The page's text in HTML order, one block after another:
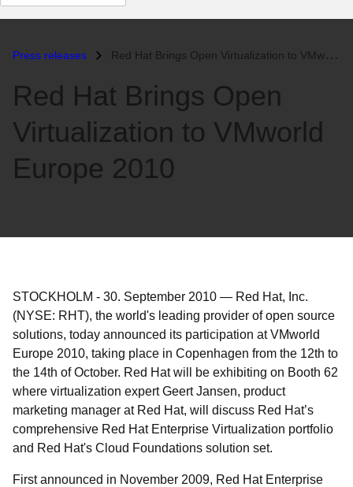
auswählen
Press releases Red Hat Brings Open Virtualization to VMworld Europe 2010...
Red Hat Brings Open
Virtualization to VMworld
Europe 2010
STOCKHOLM - 30. September 2010 — Red Hat, Inc.
(NYSE: RHT), the world's leading provider of open source
solutions, today announced its participation at VMworld
Europe 2010, taking place in Copenhagen from the 12th to
the 14th of October. Red Hat will be exhibiting on Booth 62
where virtualization expert Geert Jansen, product
marketing manager at Red Hat, will discuss Red Hat’s
comprehensive Red Hat Enterprise Virtualization portfolio
and Red Hat's Cloud Foundations solution set.
First announced in November 2009, Red Hat Enterprise